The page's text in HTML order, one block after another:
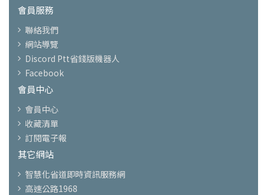
會員服務
聯絡我們
網站導覽
Discord Ptt省錢版機器人
Facebook
會員中心
會員中心
收藏清單
訂閱電子報
其它網站
智慧化省道即時資訊服務網
高速公路1968